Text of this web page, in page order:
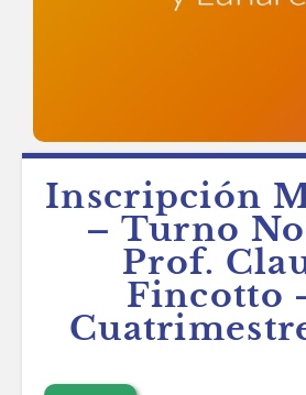
Inscripción
– Turno
Prof.
Fincotto